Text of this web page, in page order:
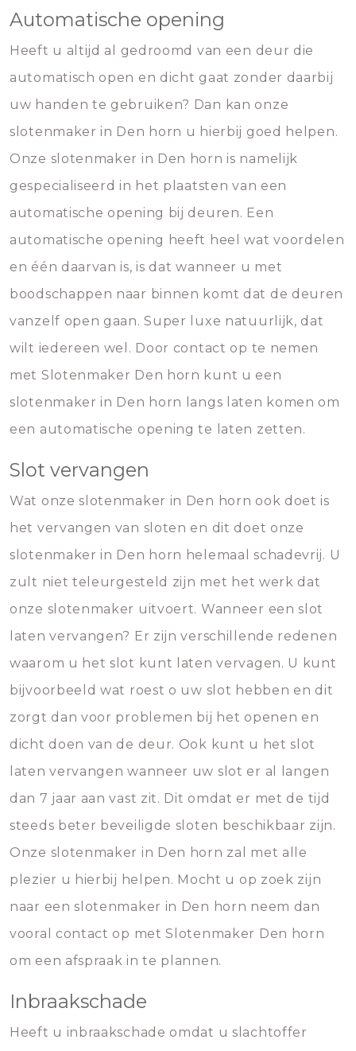
Automatische opening
Heeft u altijd al gedroomd van een deur die
automatisch open en dicht gaat zonder daarbij
uw handen te gebruiken? Dan kan onze
slotenmaker in Den horn u hierbij goed helpen.
Onze slotenmaker in Den horn is namelijk
gespecialiseerd in het plaatsten van een
automatische opening bij deuren. Een
automatische opening heeft heel wat voordelen
en één daarvan is, is dat wanneer u met
boodschappen naar binnen komt dat de deuren
vanzelf open gaan. Super luxe natuurlijk, dat
wilt iedereen wel. Door contact op te nemen
met Slotenmaker Den horn kunt u een
slotenmaker in Den horn langs laten komen om
een automatische opening te laten zetten.
Slot vervangen
Wat onze slotenmaker in Den horn ook doet is
het vervangen van sloten en dit doet onze
slotenmaker in Den horn helemaal schadevrij. U
zult niet teleurgesteld zijn met het werk dat
onze slotenmaker uitvoert. Wanneer een slot
laten vervangen? Er zijn verschillende redenen
waarom u het slot kunt laten vervagen. U kunt
bijvoorbeeld wat roest o uw slot hebben en dit
zorgt dan voor problemen bij het openen en
dicht doen van de deur. Ook kunt u het slot
laten vervangen wanneer uw slot er al langen
dan 7 jaar aan vast zit. Dit omdat er met de tijd
steeds beter beveiligde sloten beschikbaar zijn.
Onze slotenmaker in Den horn zal met alle
plezier u hierbij helpen. Mocht u op zoek zijn
naar een slotenmaker in Den horn neem dan
vooral contact op met Slotenmaker Den horn
om een afspraak in te plannen.
Inbraakschade
Heeft u inbraakschade omdat u slachtoffer